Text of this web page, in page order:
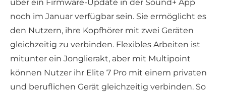
über ein Firmware-Update in der Sound+ App
noch im Januar verfügbar sein. Sie ermöglicht es
den Nutzern, ihre Kopfhörer mit zwei Geräten
gleichzeitig zu verbinden. Flexibles Arbeiten ist
mitunter ein Jonglierakt, aber mit Multipoint
können Nutzer ihr Elite 7 Pro mit einem privaten
und beruflichen Gerät gleichzeitig verbinden. So